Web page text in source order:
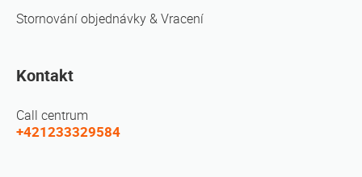
Stornování objednávky & Vracení
Kontakt
Call centrum
+421233329584